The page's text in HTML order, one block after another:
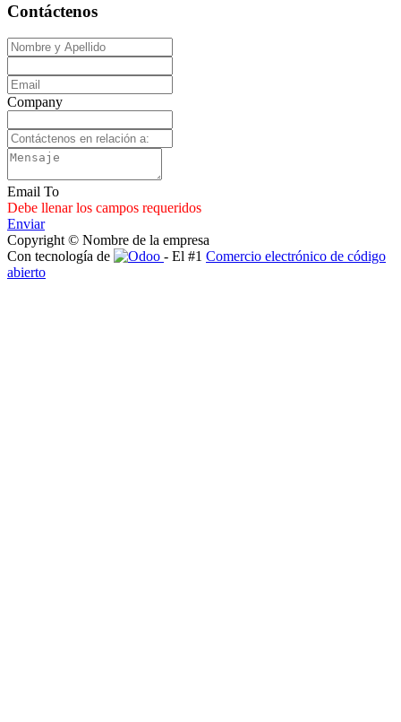
Contáctenos
Company
Email To
Debe llenar los campos requeridos
Enviar
Copyright © Nombre de la empresa
Con tecnología de
- El #1 Comercio electrónico de código
abierto